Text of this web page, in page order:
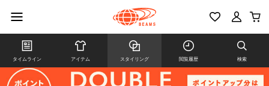
タイムライン アイテム スタイリング 閲覧履歴 検索